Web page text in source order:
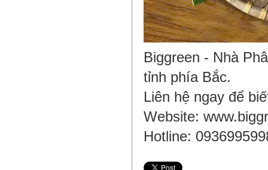
Biggreen - Nhà
tỉnh phía Bắc.
Liên hệ ngay để
Website:
Hotline: